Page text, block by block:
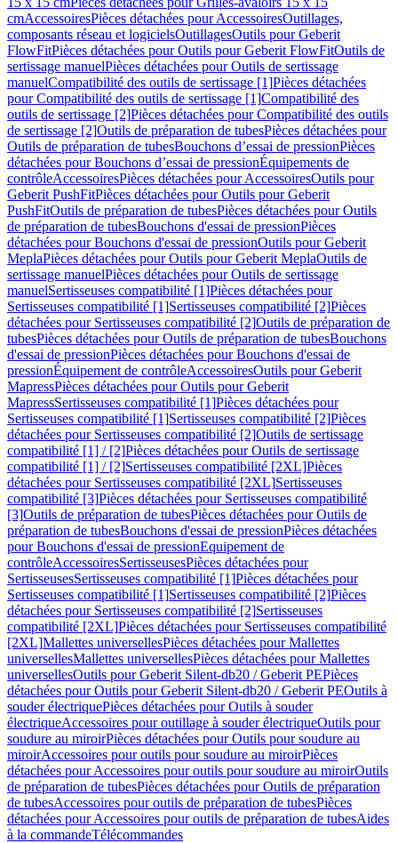
cmAccessoiresPièces détachées pour AccessoiresOutillages,
composants réseau et logicielsOutillagesOutils pour Geberit
FlowFitPièces détachées pour Outils pour Geberit FlowFitOutils de
sertissage manuelPièces détachées pour Outils de sertissage
manuelCompatibilité des outils de sertissage [1]Pièces détachées
pour Compatibilité des outils de sertissage [1]Compatibilité des
outils de sertissage [2]Pièces détachées pour Compatibilité des outils
de sertissage [2]Outils de préparation de tubesPièces détachées pour
Outils de préparation de tubesBouchons d’essai de pressionPièces
détachées pour Bouchons d’essai de pressionÉquipements de
contrôleAccessoiresPièces détachées pour AccessoiresOutils pour
Geberit PushFitPièces détachées pour Outils pour Geberit
PushFitOutils de préparation de tubesPièces détachées pour Outils
de préparation de tubesBouchons d'essai de pressionPièces
détachées pour Bouchons d'essai de pressionOutils pour Geberit
MeplaPièces détachées pour Outils pour Geberit MeplaOutils de
sertissage manuelPièces détachées pour Outils de sertissage
manuelSertisseuses compatibilité [1]Pièces détachées pour
Sertisseuses compatibilité [1]Sertisseuses compatibilité [2]Pièces
détachées pour Sertisseuses compatibilité [2]Outils de préparation de
tubesPièces détachées pour Outils de préparation de tubesBouchons
d'essai de pressionPièces détachées pour Bouchons d'essai de
pressionÉquipement de contrôleAccessoiresOutils pour Geberit
MapressPièces détachées pour Outils pour Geberit
MapressSertisseuses compatibilité [1]Pièces détachées pour
Sertisseuses compatibilité [1]Sertisseuses compatibilité [2]Pièces
détachées pour Sertisseuses compatibilité [2]Outils de sertissage
compatibilité [1] / [2]Pièces détachées pour Outils de sertissage
compatibilité [1] / [2]Sertisseuses compatibilité [2XL]Pièces
détachées pour Sertisseuses compatibilité [2XL]Sertisseuses
compatibilité [3]Pièces détachées pour Sertisseuses compatibilité
[3]Outils de préparation de tubesPièces détachées pour Outils de
préparation de tubesBouchons d'essai de pressionPièces détachées
pour Bouchons d'essai de pressionEquipement de
contrôleAccessoiresSertisseusesPièces détachées pour
SertisseusesSertisseuses compatibilité [1]Pièces détachées pour
Sertisseuses compatibilité [1]Sertisseuses compatibilité [2]Pièces
détachées pour Sertisseuses compatibilité [2]Sertisseuses
compatibilité [2XL]Pièces détachées pour Sertisseuses compatibilité
[2XL]Mallettes universellesPièces détachées pour Mallettes
universellesMallettes universellesPièces détachées pour Mallettes
universellesOutils pour Geberit Silent-db20 / Geberit PEPièces
détachées pour Outils pour Geberit Silent-db20 / Geberit PEOutils à
souder électriquePièces détachées pour Outils à souder
électriqueAccessoires pour outillage à souder électriqueOutils pour
soudure au miroirPièces détachées pour Outils pour soudure au
miroirAccessoires pour outils pour soudure au miroirPièces
détachées pour Accessoires pour outils pour soudure au miroirOutils
de préparation de tubesPièces détachées pour Outils de préparation
de tubesAccessoires pour outils de préparation de tubesPièces
détachées pour Accessoires pour outils de préparation de tubesAides
à la commandeTélécommandes